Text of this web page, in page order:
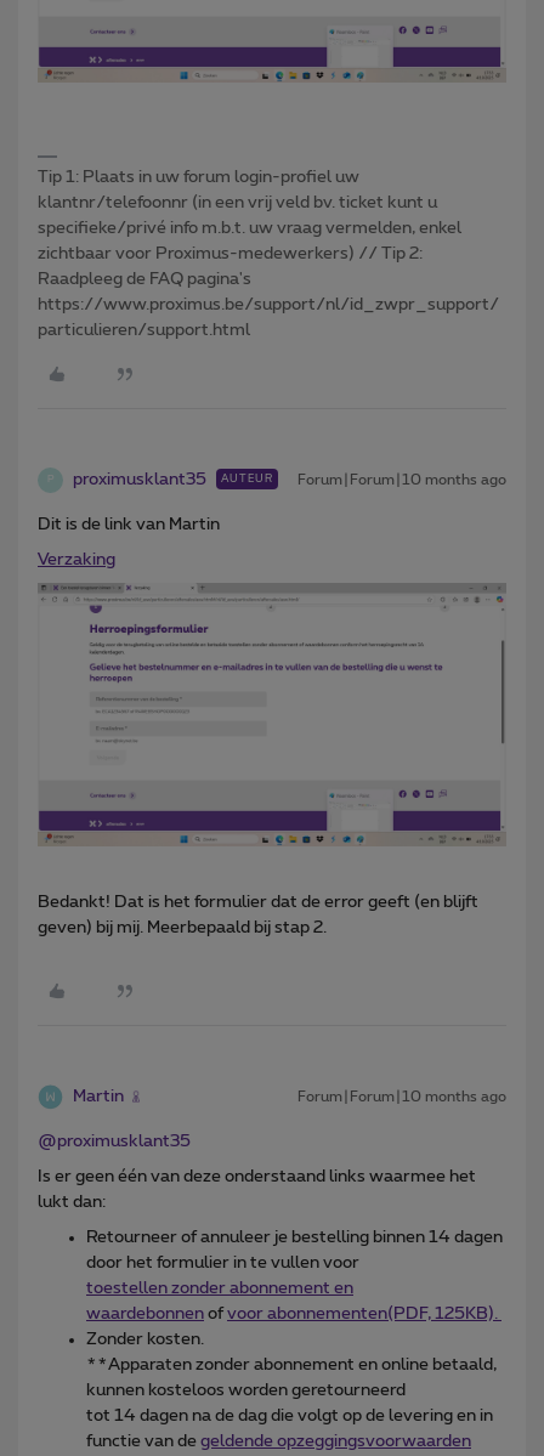
Tip 1: Plaats in uw forum login-profiel uw
klantnr/telefoonnr (in een vrij veld bv. ticket kunt u
specifieke/privé info m.b.t. uw vraag vermelden, enkel
zichtbaar voor Proximus-medewerkers) // Tip 2:
Raadpleeg de FAQ pagina's
https://www.proximus.be/support/nl/id_zwpr_support/
particulieren/support.html
P proximusklant35 AUTEUR Forum|Forum|10 months ago
Dit is de link van Martin
Verzaking
Bedankt! Dat is het formulier dat de error geeft (en blijft
geven) bij mij. Meerbepaald bij stap 2.
Martin Forum|Forum|10 months ago
@proximusklant35
Is er geen één van deze onderstaand links waarmee het
lukt dan:
Retourneer of annuleer je bestelling binnen 14 dagen
door het formulier in te vullen voor
toestellen zonder abonnement en
waardebonnen of voor abonnementen(PDF, 125KB).
Zonder kosten.
**Apparaten zonder abonnement en online betaald,
kunnen kosteloos worden geretourneerd
tot 14 dagen na de dag die volgt op de levering en in
functie van de geldende opzeggingsvoorwaarden